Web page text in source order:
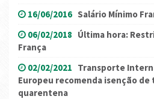
16/06/2016 Salário Mínimo
06/02/2018 Última hora:
França
02/02/2021 Transporte
Europeu recomenda isenção de
quarentena